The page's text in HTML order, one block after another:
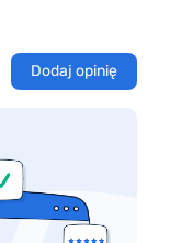
Dodaj opinię